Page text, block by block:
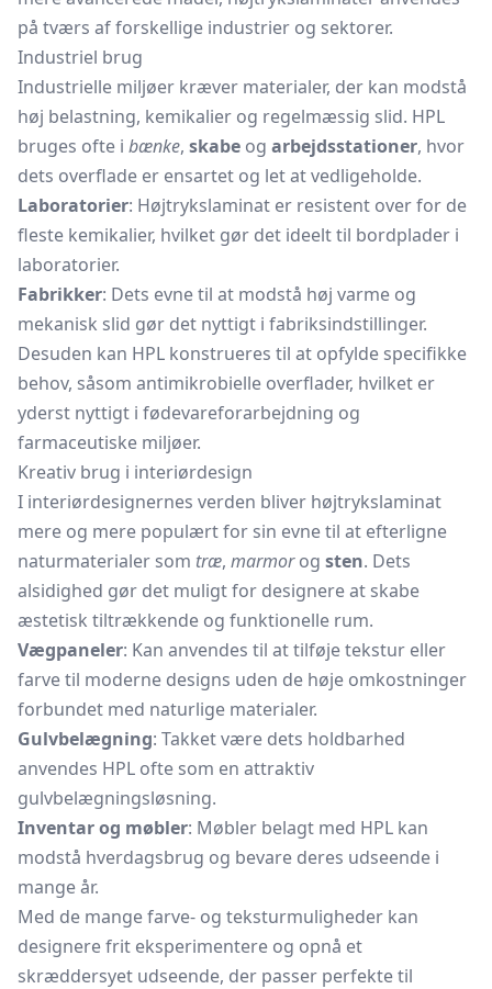
på tværs af forskellige industrier og sektorer.
Industriel brug
Industrielle miljøer kræver materialer, der kan modstå
høj belastning, kemikalier og regelmæssig slid. HPL
bruges ofte i bænke, skabe og arbejdsstationer, hvor
dets overflade er ensartet og let at vedligeholde.
Laboratorier: Højtrykslaminat er resistent over for de
fleste kemikalier, hvilket gør det ideelt til bordplader i
laboratorier.
Fabrikker: Dets evne til at modstå høj varme og
mekanisk slid gør det nyttigt i fabriksindstillinger.
Desuden kan HPL konstrueres til at opfylde specifikke
behov, såsom antimikrobielle overflader, hvilket er
yderst nyttigt i fødevareforarbejdning og
farmaceutiske miljøer.
Kreativ brug i interiørdesign
I interiørdesignernes verden bliver højtrykslaminat
mere og mere populært for sin evne til at efterligne
naturmaterialer som træ, marmorog sten. Dets
alsidighed gør det muligt for designere at skabe
æstetisk tiltrækkende og funktionelle rum.
Vægpaneler: Kan anvendes til at tilføje tekstur eller
farve til moderne designs uden de høje omkostninger
forbundet med naturlige materialer.
Gulvbelægning: Takket være dets holdbarhed
anvendes HPL ofte som en attraktiv
gulvbelægningsløsning.
Inventar og møbler: Møbler belagt med HPL kan
modstå hverdagsbrug og bevare deres udseende i
mange år.
Med de mange farve- og teksturmuligheder kan
designere frit eksperimentere og opnå et
skræddersyet udseende, der passer perfekte til